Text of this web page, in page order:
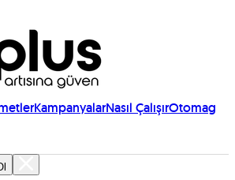
KampanyalarNasıl ÇalışırOtomag